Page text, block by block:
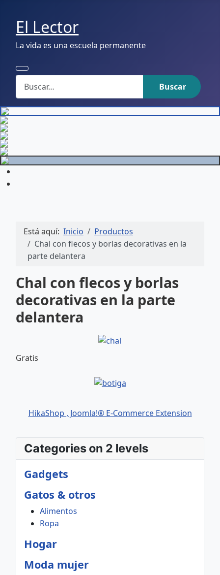
El Lector
La vida es una escuela permanente
Buscar
Buscar
Está aquí: Inicio
Productos
Chal con flecos y borlas decorativas en la
parte delantera
Chal con flecos y borlas
decorativas en la parte
delantera
Gratis
HikaShop , Joomla!® E-Commerce Extension
Categories on 2 levels
Gadgets
Gatos & otros
Alimentos
Ropa
Hogar
Moda mujer